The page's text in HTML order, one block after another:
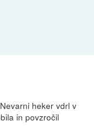
heker vdrl v
in povzročil